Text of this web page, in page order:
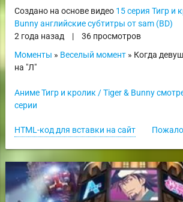
Создано на основе видео 15 серия Тигр и
Bunny английские субтитры от sam (BD)
2 года назад
|
36 просмотров
Моменты » Веселый момент» Когда
на "Л"
Аниме Тигр и кролик / Tiger & Bunny
серии
HTML-код для вставки на сайт